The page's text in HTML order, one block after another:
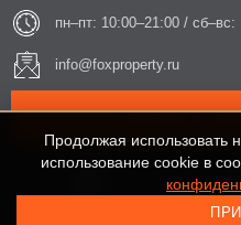
пн–пт: 10:00–21:00 / сб–вс:
info@foxproperty.ru
ЗАКАЗАТЬ
Продолжая использовать
использование cookie в